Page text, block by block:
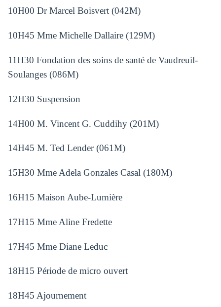
10H00 Dr Marcel Boisvert (042M)
10H45 Mme Michelle Dallaire (129M)
11H30 Fondation des soins de santé de Vaudreuil-
Soulanges (086M)
12H30 Suspension
14H00 M. Vincent G. Cuddihy (201M)
14H45 M. Ted Lender (061M)
15H30 Mme Adela Gonzales Casal (180M)
16H15 Maison Aube-Lumière
17H15 Mme Aline Fredette
17H45 Mme Diane Leduc
18H15 Période de micro ouvert
18H45 Ajournement